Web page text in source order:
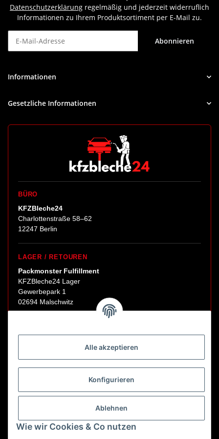
Alle akzeptieren
Konfigurieren
Ablehnen
Wie wir Cookies & Co nutzen
Datenschutzerklärung regelmäßig und jederzeit widerruflich
Informationen zu Ihrem Produktsortiment per E-Mail zu.
Abonnieren
Informationen
Gesetzliche Informationen
BÜRO
KFZBleche24
Charlottenstraße 58–62
12247 Berlin
LAGER / RETOUREN
Packmonster Fulfillment
KFZBleche24 Lager
Gewerbepark 1
02694 Malschwitz
Abholungen nur nach Terminvereinbarung.
E-Mail:sales@kfzbleche24.de
Vertrag widerrufen
* Alle Preise inkl. gesetzlicher USt., zzgl.Versand